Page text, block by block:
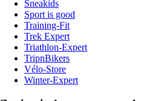
Sneakids
Sport is good
Training-Fit
Trek Expert
Triathlon-Expert
TripnBikers
Vélo-Store
Winter-Expert